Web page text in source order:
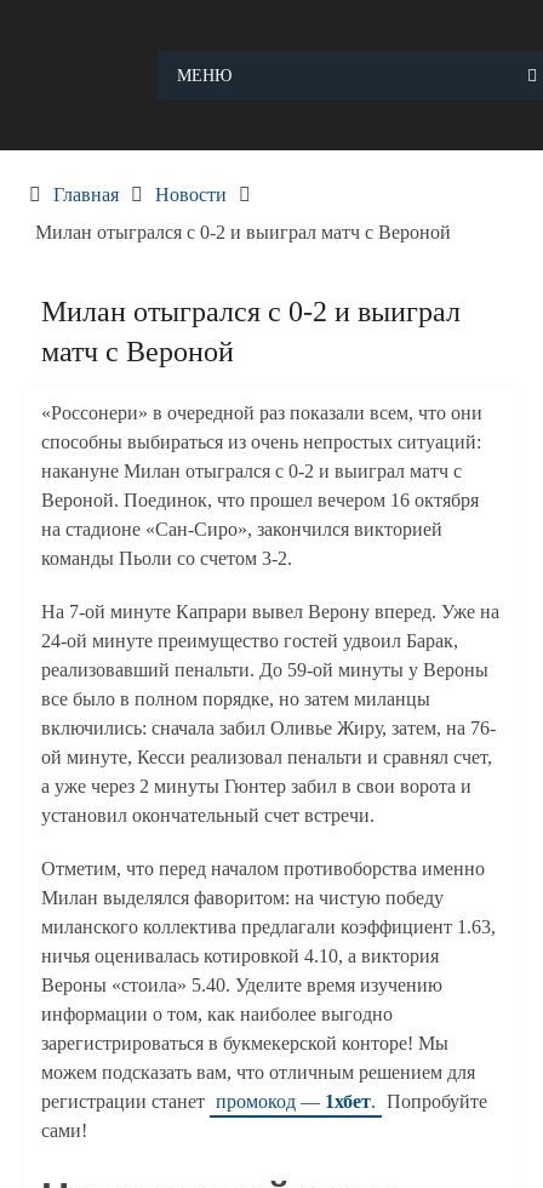
МЕНЮ
Главная
Новости
Милан отыгрался с 0-2 и выиграл матч с Вероной
Милан отыгрался с 0-2 и выиграл
матч с Вероной
«Россонери» в очередной раз показали всем, что они
способны выбираться из очень непростых ситуаций:
накануне Милан отыгрался с 0-2 и выиграл матч с
Вероной. Поединок, что прошел вечером 16 октября
на стадионе «Сан-Сиро», закончился викторией
команды Пьоли со счетом 3-2.
На 7-ой минуте Капрари вывел Верону вперед. Уже на
24-ой минуте преимущество гостей удвоил Барак,
реализовавший пенальти. До 59-ой минуты у Вероны
все было в полном порядке, но затем миланцы
включились: сначала забил Оливье Жиру, затем, на 76-
ой минуте, Кесси реализовал пенальти и сравнял счет,
а уже через 2 минуты Гюнтер забил в свои ворота и
установил окончательный счет встречи.
Отметим, что перед началом противоборства именно
Милан выделялся фаворитом: на чистую победу
миланского коллектива предлагали коэффициент 1.63,
ничья оценивалась котировкой 4.10, а виктория
Вероны «стоила» 5.40. Уделите время изучению
информации о том, как наиболее выгодно
зарегистрироваться в букмекерской конторе! Мы
можем подсказать вам, что отличным решением для
регистрации станет промокод — 1хбет. Попробуйте
сами!